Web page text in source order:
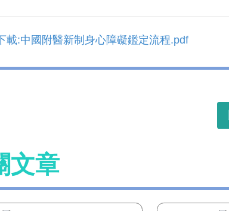
載:中國附醫新制身心障礙鑑定流程.pdf
文章